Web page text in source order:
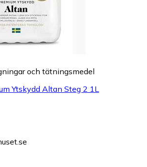
och tätningsmedel
Ytskydd Altan Steg 2 1L